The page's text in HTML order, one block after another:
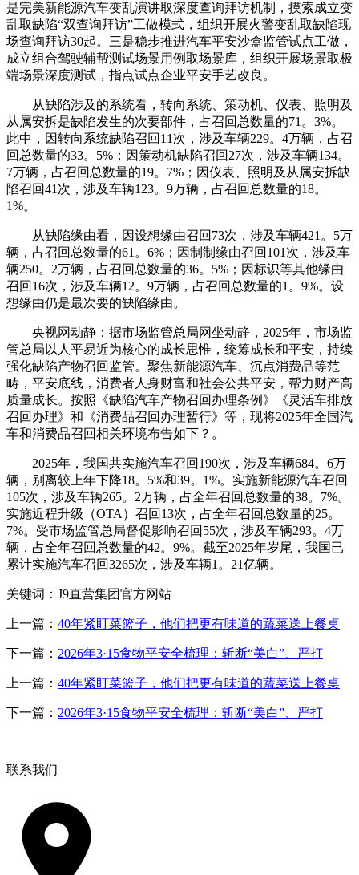
是完美新能源汽车变乱演讲取深度查询拜访机制，摸索成立变
乱取缺陷“双查询拜访”工做模式，组织开展火警变乱取缺陷现
场查询拜访30起。三是稳步推进汽车平安沙盒监管试点工做，
成立组合驾驶辅帮测试场景用例取场景库，组织开展场景取极
端场景深度测试，指点试点企业平安手艺改良。
从缺陷涉及的系统看，转向系统、策动机、仪表、照明及
从属安拆是缺陷发生的次要部件，占召回总数量的71。3%。
此中，因转向系统缺陷召回11次，涉及车辆229。4万辆，占召
回总数量的33。5%；因策动机缺陷召回27次，涉及车辆134。
7万辆，占召回总数量的19。7%；因仪表、照明及从属安拆缺
陷召回41次，涉及车辆123。9万辆，占召回总数量的18。
1%。
从缺陷缘由看，因设想缘由召回73次，涉及车辆421。5万
辆，占召回总数量的61。6%；因制制缘由召回101次，涉及车
辆250。2万辆，占召回总数量的36。5%；因标识等其他缘由
召回16次，涉及车辆12。9万辆，占召回总数量的1。9%。设
想缘由仍是最次要的缺陷缘由。
央视网动静：据市场监管总局网坐动静，2025年，市场监
管总局以人平易近为核心的成长思惟，统筹成长和平安，持续
强化缺陷产物召回监管。聚焦新能源汽车、沉点消费品等范
畴，平安底线，消费者人身财富和社会公共平安，帮力财产高
质量成长。按照《缺陷汽车产物召回办理条例》《灵活车排放
召回办理》和《消费品召回办理暂行》等，现将2025年全国汽
车和消费品召回相关环境布告如下？。
2025年，我国共实施汽车召回190次，涉及车辆684。6万
辆，别离较上年下降18。5%和39。1%。实施新能源汽车召回
105次，涉及车辆265。2万辆，占全年召回总数量的38。7%。
实施近程升级（OTA）召回13次，占全年召回总数量的25。
7%。受市场监管总局督促影响召回55次，涉及车辆293。4万
辆，占全年召回总数量的42。9%。截至2025年岁尾，我国已
累计实施汽车召回3265次，涉及车辆1。21亿辆。
关键词：J9直营集团官方网站
上一篇： 40年紧盯菜篮子，他们把更有味道的蔬菜送上餐桌
下一篇： 2026年3·15食物平安全梳理：斩断“美白”、严打
上一篇： 40年紧盯菜篮子，他们把更有味道的蔬菜送上餐桌
下一篇： 2026年3·15食物平安全梳理：斩断“美白”、严打
联系我们